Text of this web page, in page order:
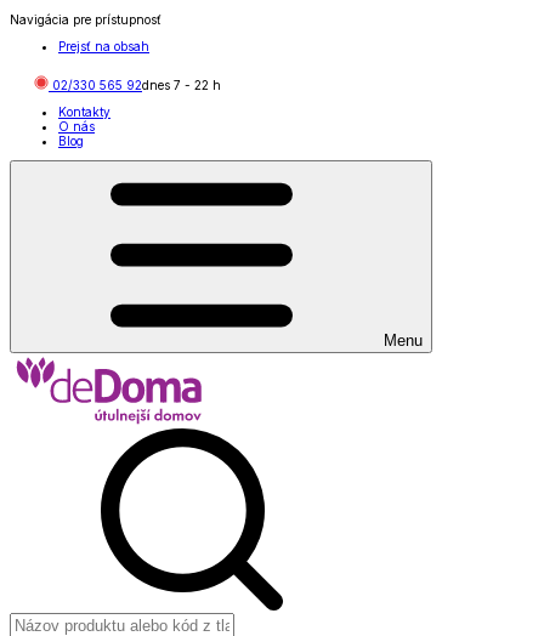
Navigácia pre prístupnosť
Prejsť na obsah
02/330 565 92dnes 7 - 22 h
Kontakty
O nás
Blog
Menu